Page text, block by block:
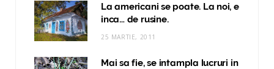
La americani se poate. La noi, e
inca… de rusine.
25 MARTIE, 2011
Mai sa fie, se intampla lucruri in